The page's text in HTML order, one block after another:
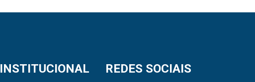
INSTITUCIONAL REDES SOCIAIS